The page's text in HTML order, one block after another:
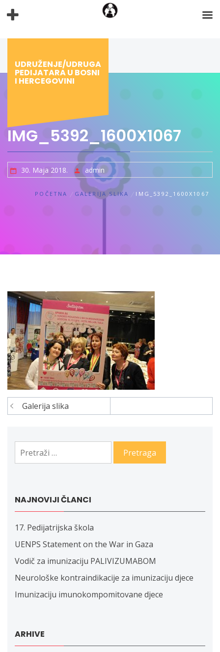
na
UDRUŽENJE/UDRUGA
PEDIJATARA U BOSNI
I HERCEGOVINI
IMG_5392_1600X1067
30. Maja 2018. admin
POČETNA GALERIJA SLIKA IMG_5392_1600X1067
Navigacija
Galerija slika
Pretraga:
NAJNOVIJI ČLANCI
17. Pedijatrijska škola
UENPS Statement on the War in Gaza
Vodič za imunizaciju PALIVIZUMABOM
Neurološke kontraindikacije za imunizaciju djece
Imunizaciju imunokompomitovane djece
ARHIVE